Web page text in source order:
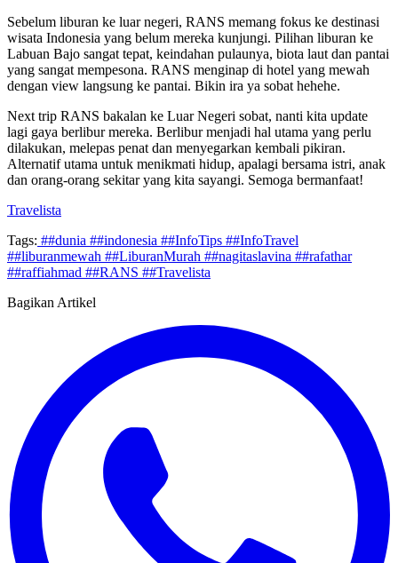
Sebelum liburan ke luar negeri, RANS memang fokus ke destinasi
wisata Indonesia yang belum mereka kunjungi. Pilihan liburan ke
Labuan Bajo sangat tepat, keindahan pulaunya, biota laut dan pantai
yang sangat mempesona. RANS menginap di hotel yang mewah
dengan view langsung ke pantai. Bikin ira ya sobat hehehe.
Next trip RANS bakalan ke Luar Negeri sobat, nanti kita update
lagi gaya berlibur mereka. Berlibur menjadi hal utama yang perlu
dilakukan, melepas penat dan menyegarkan kembali pikiran.
Alternatif utama untuk menikmati hidup, apalagi bersama istri, anak
dan orang-orang sekitar yang kita sayangi. Semoga bermanfaat!
Travelista
Tags: ##dunia ##indonesia ##InfoTips ##InfoTravel
##liburanmewah ##LiburanMurah ##nagitaslavina ##rafathar
##raffiahmad ##RANS ##Travelista
Bagikan Artikel